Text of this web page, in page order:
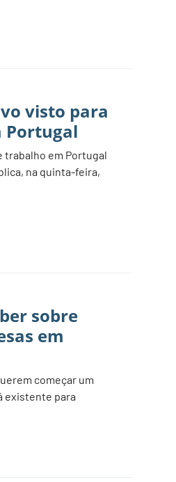
visto para
trabalho em Portugal
na quinta-feira,
sobre
em
começar um
existente para